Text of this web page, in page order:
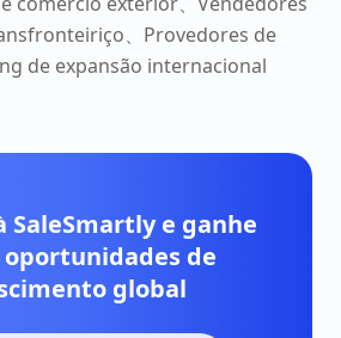
、Provedores de
de expansão internacional
SaleSmartly e ganhe
oportunidades de
global